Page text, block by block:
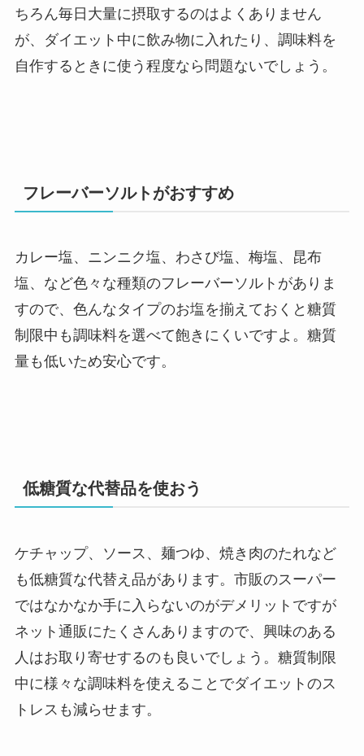
ちろん毎日大量に摂取するのはよくありません
が、ダイエット中に飲み物に入れたり、調味料を
自作するときに使う程度なら問題ないでしょう。
フレーバーソルトがおすすめ
カレー塩、ニンニク塩、わさび塩、梅塩、昆布
塩、など色々な種類のフレーバーソルトがありま
すので、色んなタイプのお塩を揃えておくと糖質
制限中も調味料を選べて飽きにくいですよ。糖質
量も低いため安心です。
低糖質な代替品を使おう
ケチャップ、ソース、麺つゆ、焼き肉のたれなど
も低糖質な代替え品があります。市販のスーパー
ではなかなか手に入らないのがデメリットですが
ネット通販にたくさんありますので、興味のある
人はお取り寄せするのも良いでしょう。糖質制限
中に様々な調味料を使えることでダイエットのス
トレスも減らせます。